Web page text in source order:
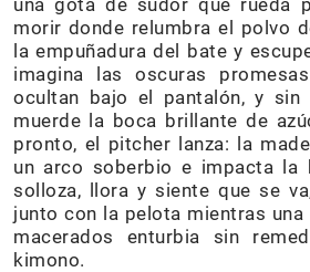
una gota de sudor que rueda
morir donde relumbra el polvo
la empuñadura del bate y
imagina las oscuras
ocultan bajo el pantalón, y sin
muerde la boca brillante de
pronto, el pitcher lanza: la
un arco soberbio e impacta la
solloza, llora y siente que se
junto con la pelota mientras
macerados enturbia sin
kimono.